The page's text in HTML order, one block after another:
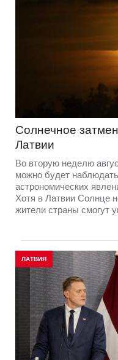
Солнечное
Латвии
Во вторую неделю
можно будет
астрономических
Хотя в Латвии Солнце
жители страны смогут
ЛАТВИЯ